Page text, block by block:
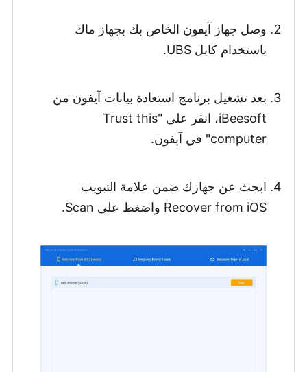
وصل جهاز آيفون الخاص بك بجهاز ماك
باستخدام كابل UBS.
بعد تشغيل برنامج استعادة بيانات آيفون من
iBeesoft، انقر على "Trust this
computer" في آيفون.
ابحث عن جهازك ضمن علامة التبويب
Recover from iOS واضغط على Scan.